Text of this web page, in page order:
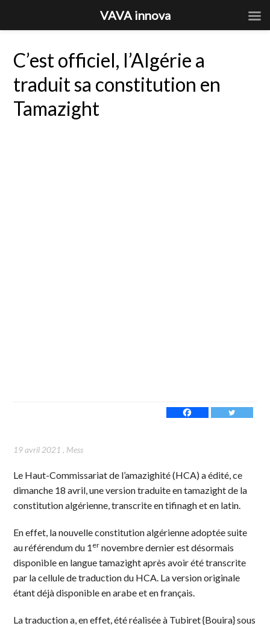
C’est officiel, l’Algérie a
traduit sa constitution en
Tamazight
19 avril 2021 , Mess
Le Haut-Commissariat de l’amazighité (HCA) a édité, ce
dimanche 18 avril, une version traduite en tamazight de la
constitution algérienne, transcrite en tifinagh et en latin.
En effet, la nouvelle constitution algérienne adoptée suite
au référendum du 1 er novembre dernier est désormais
disponible en langue tamazight après avoir été transcrite
par la cellule de traduction du HCA. La version originale
étant déjà disponible en arabe et en français.
La traduction a, en effet, été réalisée à Tubiret {Bouira} sous
VAVA innova